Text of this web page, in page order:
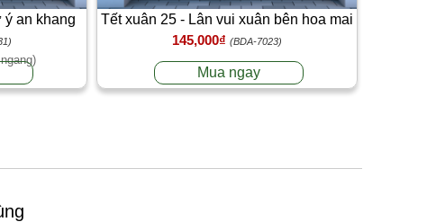
ý an khang
Tết xuân 25 - Lân vui xuân bên hoa mai
145,000₫ (BDA-7023)
Mua ngay